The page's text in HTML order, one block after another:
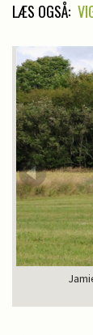
LÆS OGSÅ: